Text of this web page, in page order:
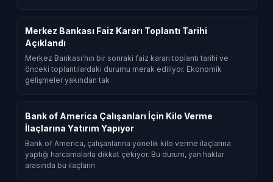
Merkez Bankası Faiz Kararı Toplantı Tarihi
Açıklandı
Merkez Bankası'nın bir sonraki faiz kararı toplantı tarihi ve
önceki toplantılardaki durumu merak ediliyor. Ekonomik
gelişmeler yakından tak
Bank of America Çalışanları İçin Kilo Verme
İlaçlarına Yatırım Yapıyor
Bank of America, çalışanlarına yönelik kilo verme ilaçlarına
yaptığı harcamalarla dikkat çekiyor. Bu durum, yan haklar
arasında bu ilaçların